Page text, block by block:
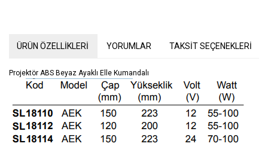
ÜRÜN ÖZELLİKLERİ YORUMLAR TAKSİT SEÇENEKLERİ
Projektör ABS Beyaz Ayaklı Elle Kumandalı